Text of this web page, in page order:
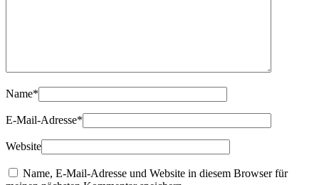
Name*
E-Mail-Adresse*
Website
Name, E-Mail-Adresse und Website in diesem Browser für